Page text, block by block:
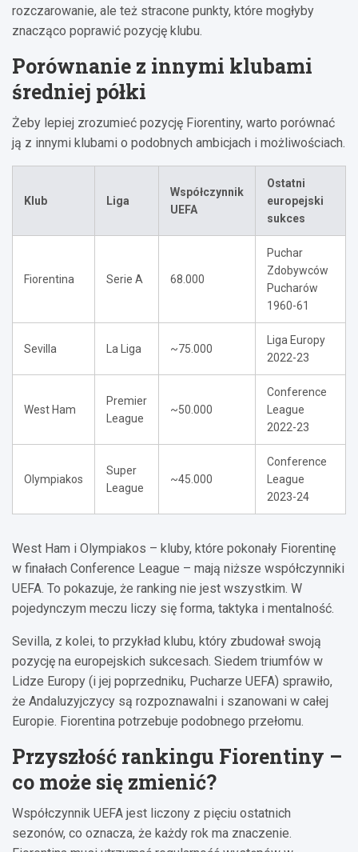
rozczarowanie, ale też stracone punkty, które mogłyby
znacząco poprawić pozycję klubu.
Porównanie z innymi klubami
średniej półki
Żeby lepiej zrozumieć pozycję Fiorentiny, warto porównać
ją z innymi klubami o podobnych ambicjach i możliwościach.
Klub Liga
Współczynnik
UEFA
Ostatni
europejski
sukces
Fiorentina Serie A 68.000
Puchar
Zdobywców
Pucharów
1960-61
Sevilla La Liga ~75.000
Liga Europy
2022-23
West Ham
Premier
League
~50.000
Conference
League
2022-23
Olympiakos
Super
League
~45.000
Conference
League
2023-24
West Ham i Olympiakos – kluby, które pokonały Fiorentinę
w finałach Conference League – mają niższe współczynniki
UEFA. To pokazuje, że ranking nie jest wszystkim. W
pojedynczym meczu liczy się forma, taktyka i mentalność.
Sevilla, z kolei, to przykład klubu, który zbudował swoją
pozycję na europejskich sukcesach. Siedem triumfów w
Lidze Europy (i jej poprzedniku, Pucharze UEFA) sprawiło,
że Andaluzyjczycy są rozpoznawalni i szanowani w całej
Europie. Fiorentina potrzebuje podobnego przełomu.
Przyszłość rankingu Fiorentiny –
co może się zmienić?
Współczynnik UEFA jest liczony z pięciu ostatnich
sezonów, co oznacza, że każdy rok ma znaczenie.